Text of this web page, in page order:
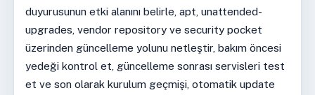
duyurusunun etki alanını belirle, apt, unattended-
upgrades, vendor repository ve security pocket
üzerinden güncelleme yolunu netleştir, bakım öncesi
yedeği kontrol et, güncelleme sonrası servisleri test
et ve son olarak kurulum geçmişi, otomatik update